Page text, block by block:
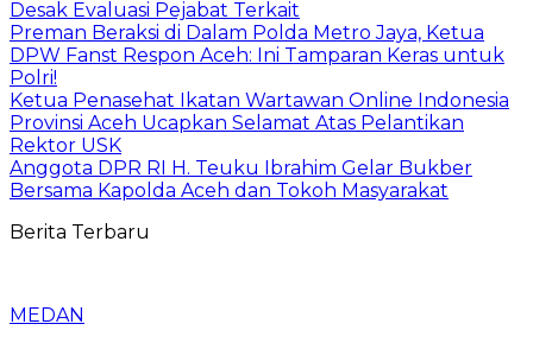
Desak Evaluasi Pejabat Terkait
Preman Beraksi di Dalam Polda Metro Jaya, Ketua
DPW Fanst Respon Aceh: Ini Tamparan Keras untuk
Polri!
Ketua Penasehat Ikatan Wartawan Online Indonesia
Provinsi Aceh Ucapkan Selamat Atas Pelantikan
Rektor USK
Anggota DPR RI H. Teuku Ibrahim Gelar Bukber
Bersama Kapolda Aceh dan Tokoh Masyarakat
Berita Terbaru
MEDAN